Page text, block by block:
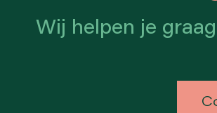
Wij helpen je